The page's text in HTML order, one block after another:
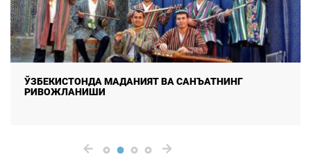
ЎЗБЕКИСТОНДА МАДАНИЯТ ВА САНЪАТНИНГ
РИВОЖЛАНИШИ